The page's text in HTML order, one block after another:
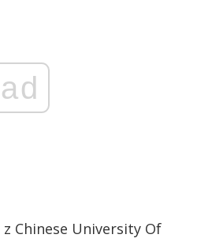
ad
z Chinese University Of